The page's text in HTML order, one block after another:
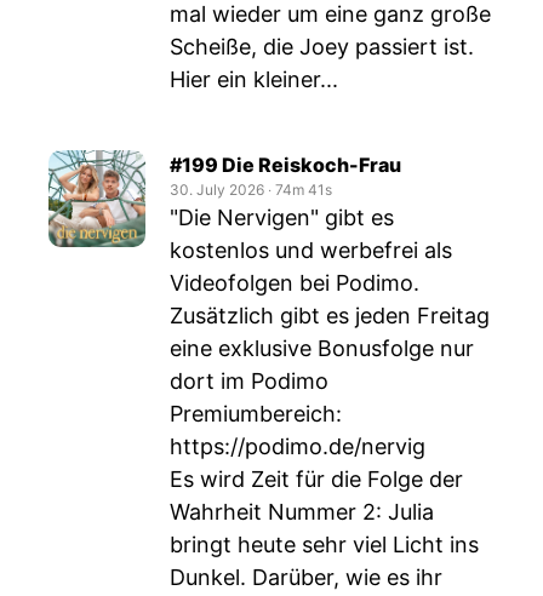
mal wieder um eine ganz große
Scheiße, die Joey passiert ist.
Hier ein kleiner...
#199 Die Reiskoch-Frau
30. July 2026 ‧ 74m 41s
"Die Nervigen" gibt es
kostenlos und werbefrei als
Videofolgen bei Podimo.
Zusätzlich gibt es jeden Freitag
eine exklusive Bonusfolge nur
dort im Podimo
Premiumbereich:
https://podimo.de/nervig
Es wird Zeit für die Folge der
Wahrheit Nummer 2: Julia
bringt heute sehr viel Licht ins
Dunkel. Darüber, wie es ihr